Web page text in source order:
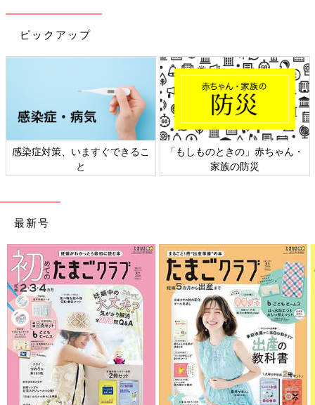
1才以上もスリーパーの活用がベター
1歳以上になったら、掛け布団は使ってもいいでしょう。ただ
し、掛け布団やブランケットは足で蹴って、はだけてしまうこと
があります。
夜中にママ・パパが起きて体にかけ直すのは大変…。私はママ・
パパも、しっかり睡眠をとることが大切だと思っています。その
点でもスリーパーがおすすめです。
肌着（※ぐっすりパジャマ）＋厚手のロンパース＋スリーパー（※
※ご参考に、私の提案しているアイテムを紹介します
●ぐっすりパジャマ
ピックアップ
感染症対策、いますぐできるこ
と
「もしものときの」赤ちゃん・
家族の防災
最新号